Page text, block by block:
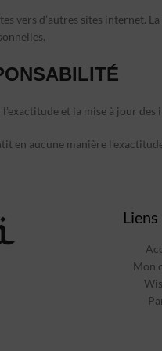
vers d’autres sites internet.
l’exactitude et la mise à jour
en aucune manière
Mon